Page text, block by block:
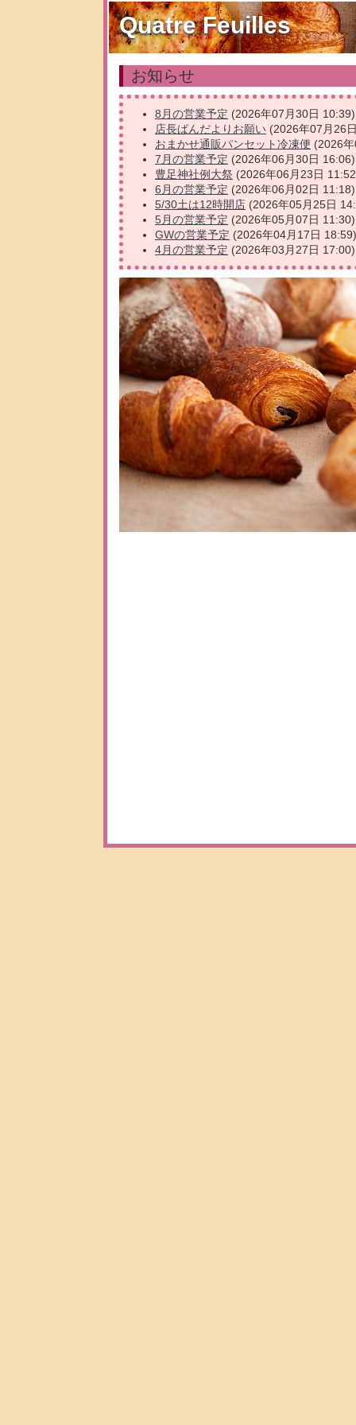
Quatre Feuilles
お知らせ
8月の営業予定 (2026年07月30日 10:39)
店長ぱんだよりお願い (2026年07月26
おまかせ通販パンセット冷凍便 (2026
7月の営業予定 (2026年06月30日 16:06)
豊足神社例大祭 (2026年06月23日
6月の営業予定 (2026年06月02日 11:18)
5/30土は12時開店 (2026年05月25日
5月の営業予定 (2026年05月07日 11:30)
GWの営業予定 (2026年04月17日 18:59)
4月の営業予定 (2026年03月27日 17:00)